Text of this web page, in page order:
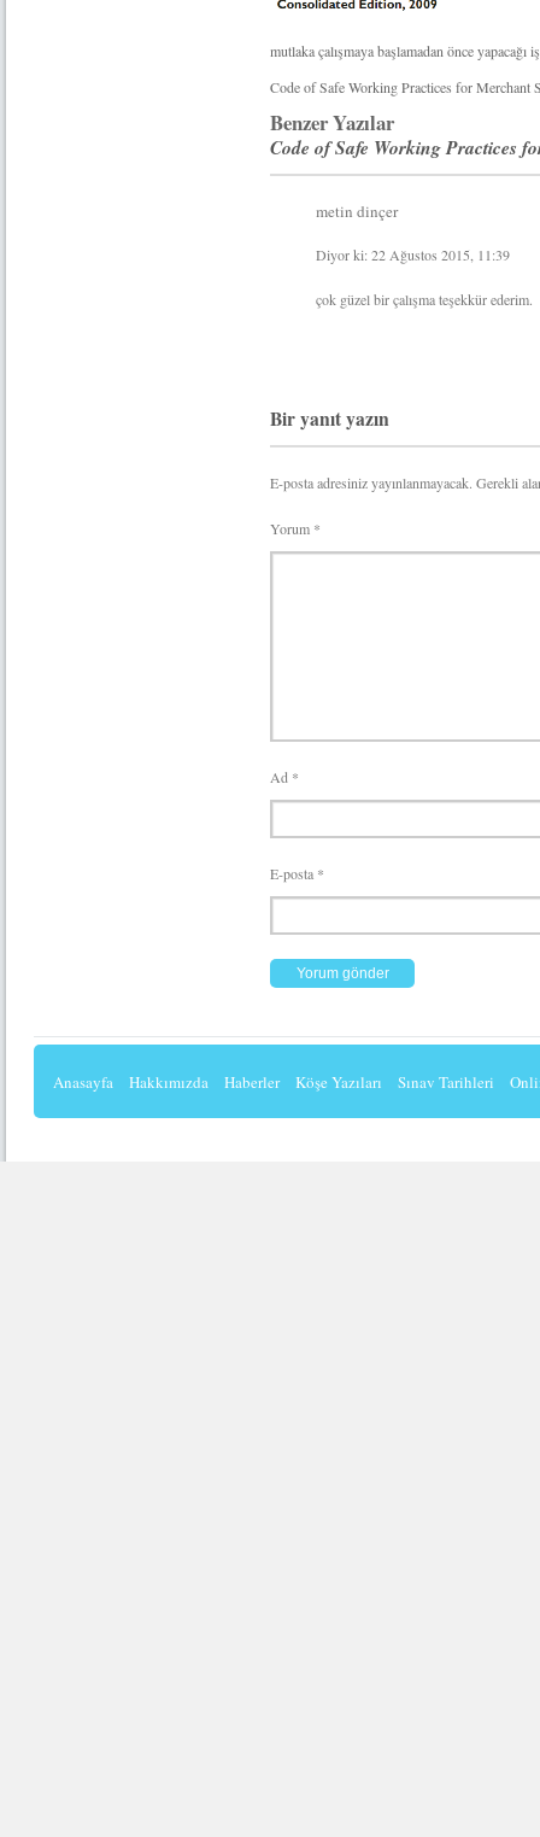
mutlaka çalışmaya başlamadan önce
Code of Safe Working Practices for Merchant
Benzer Yazılar
Code of Safe Working Practices
metin dinçer
Diyor ki: 22 Ağustos 2015, 11:39
çok güzel bir çalışma teşekkür ederim.
Bir yanıt yazın
E-posta adresiniz yayınlanmayacak. Gerekli
Yorum *
Ad *
E-posta *
Anasayfa Hakkımızda Haberler Köşe Yazıları Sınav Tarihleri